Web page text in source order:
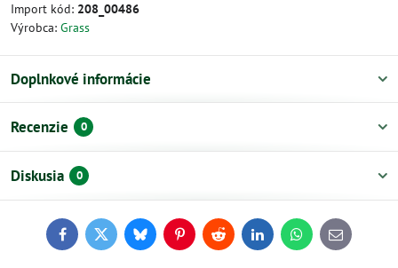
Import kód: 208_00486
Výrobca: Grass
Doplnkové informácie
Recenzie 0
Diskusia 0
FacebookTwitterBlueskyPinterestReddit LinkedInWhatsApp
E-
mail